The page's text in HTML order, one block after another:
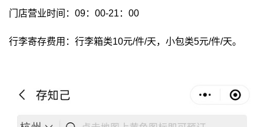
门店营业时间：09：00-21：00
行李寄存费用：行李箱类10元/件/天，小包类5元/件/天。